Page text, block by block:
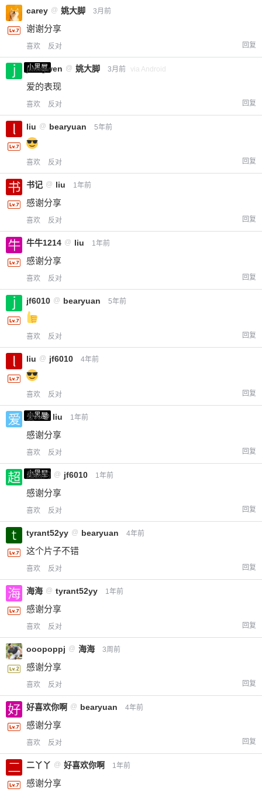
carey @ 姚大脚 3月前
谢谢分享
喜欢 反对 回复
小黑屋
jiangwen @ 姚大脚 3月前 via Android
爱的表现
喜欢 反对 回复
liu @ bearyuan 5年前
喜欢 反对 回复
书记 @ liu 1年前
感谢分享
喜欢 反对 回复
牛牛1214 @ liu 1年前
感谢分享
喜欢 反对 回复
jf6010 @ bearyuan 5年前
喜欢 反对 回复
liu @ jf6010 4年前
喜欢 反对 回复
小黑屋
爱X @ liu 1年前
感谢分享
喜欢 反对 回复
小黑屋
超凶的 @ jf6010 1年前
感谢分享
喜欢 反对 回复
tyrant52yy @ bearyuan 4年前
这个片子不错
喜欢 反对 回复
海海 @ tyrant52yy 1年前
感谢分享
喜欢 反对 回复
ooopoppj @ 海海 3周前
感谢分享
喜欢 反对 回复
好喜欢你啊 @ bearyuan 4年前
感谢分享
喜欢 反对 回复
二丫丫 @ 好喜欢你啊 1年前
感谢分享